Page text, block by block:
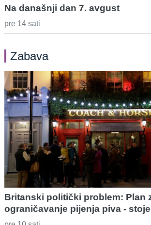
Na današnji dan 7. avgust
pre 14 sati
Zabava
Britanski politički problem: Plan
ograničavanje pijenja piva -